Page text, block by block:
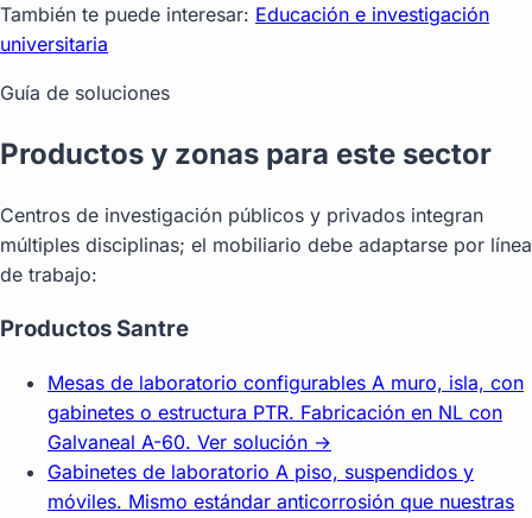
También te puede interesar: Educación e investigación
universitaria
Guía de soluciones
Productos y zonas para este sector
Centros de investigación públicos y privados integran
múltiples disciplinas; el mobiliario debe adaptarse por línea
de trabajo:
Productos Santre
Mesas de laboratorio configurables A muro, isla, con
gabinetes o estructura PTR. Fabricación en NL con
Galvaneal A-60. Ver solución →
Gabinetes de laboratorio A piso, suspendidos y
móviles. Mismo estándar anticorrosión que nuestras